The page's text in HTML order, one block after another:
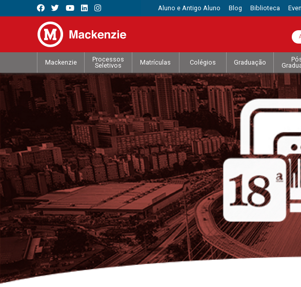
Aluno e Antigo Aluno Blog Biblioteca
Mackenzie
Processos
Seletivos
Matrículas Colégios Graduação